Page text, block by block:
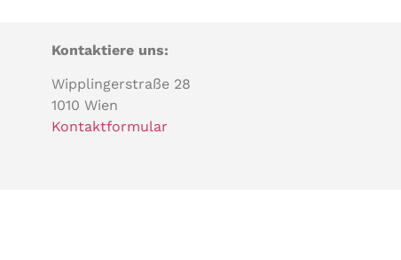
Kontaktiere uns:
Wipplingerstraße 28
1010 Wien
Kontaktformular